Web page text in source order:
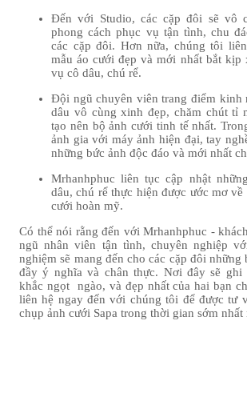
Đến với Studio, các cặp đôi sẽ vô
phong cách phục vụ tận tình, chu
các cặp đôi. Hơn nữa, chúng tôi
mẫu áo cưới đẹp và mới nhất bắt kịp
vụ cô dâu, chú rể.
Đội ngũ chuyên viên trang điểm kinh
dâu vô cùng xinh đẹp, chăm chút tỉ
tạo nên bộ ảnh cưới tinh tế nhất.
ảnh gia với máy ảnh hiện đại, tay
những bức ảnh độc đáo và mới nhất
Mrhanhphuc liên tục cập nhật
dâu, chú rể thực hiện được ước mơ
cưới hoàn mỹ.
Có thể nói rằng đến với Mrhanhphuc -
ngũ nhân viên tận tình, chuyên nghiệp
nghiệm sẽ mang đến cho các cặp đôi những
đầy ý nghĩa và chân thực. Nơi đây sẽ ghi
khắc ngọt ngào, và đẹp nhất của hai bạn
liên hệ ngay đến với chúng tôi để được tư
chụp ảnh cưới Sapa trong thời gian sớm nhất